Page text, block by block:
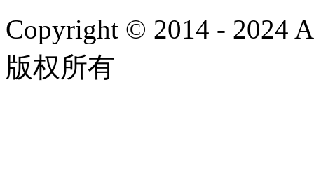
Copyright © 2014 - 2024
版权所有